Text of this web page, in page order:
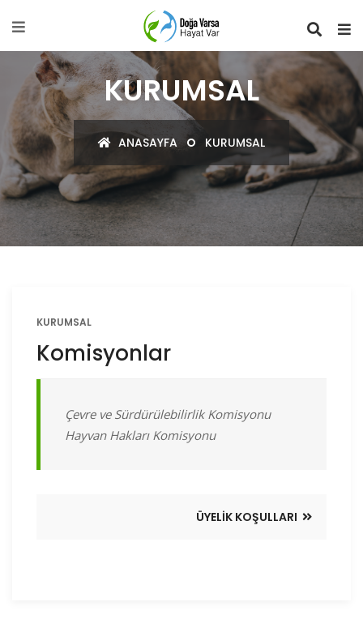
KURUMSAL
ANASAYFA KURUMSAL
KURUMSAL
Komisyonlar
Çevre ve Sürdürülebilirlik Komisyonu
Hayvan Hakları Komisyonu
ÜYELIK KOŞULLARI